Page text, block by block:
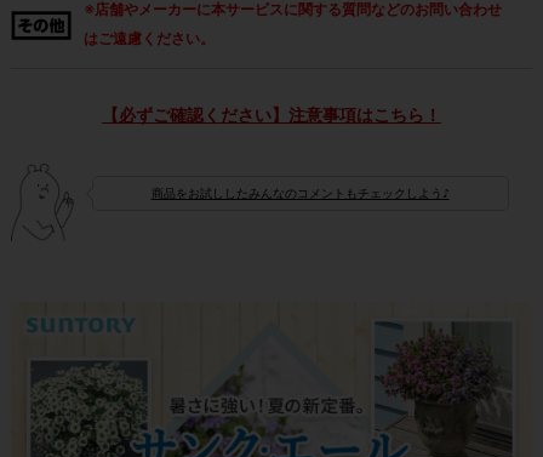
※店舗やメーカーに本サービスに関する質問などのお問い合わせ
はご遠慮ください。
【必ずご確認ください】注意事項はこちら！
商品をお試ししたみんなのコメントもチェックしよう♪